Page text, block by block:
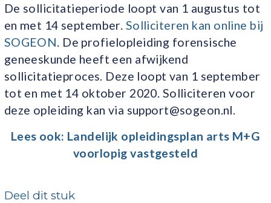
De sollicitatieperiode loopt van 1 augustus tot
en met 14 september. Solliciteren kan online bij
SOGEON . De profielopleiding forensische
geneeskunde heeft een afwijkend
sollicitatieproces. Deze loopt van 1 september
tot en met 14 oktober 2020. Solliciteren voor
deze opleiding kan via support@sogeon.nl.
Lees ook: Landelijk opleidingsplan arts M+G
voorlopig vastgesteld
Deel dit stuk